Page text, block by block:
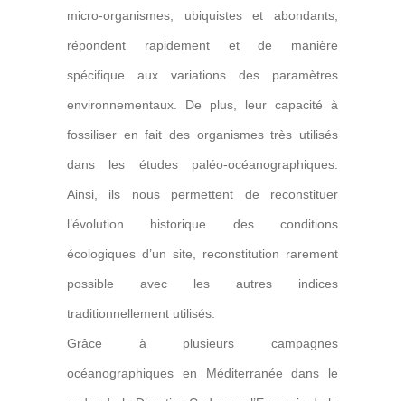
micro-organismes, ubiquistes et abondants,
répondent rapidement et de manière
spécifique aux variations des paramètres
environnementaux. De plus, leur capacité à
fossiliser en fait des organismes très utilisés
dans les études paléo-océanographiques.
Ainsi, ils nous permettent de reconstituer
l’évolution historique des conditions
écologiques d’un site, reconstitution rarement
possible avec les autres indices
traditionnellement utilisés.
Grâce à plusieurs campagnes
océanographiques en Méditerranée dans le